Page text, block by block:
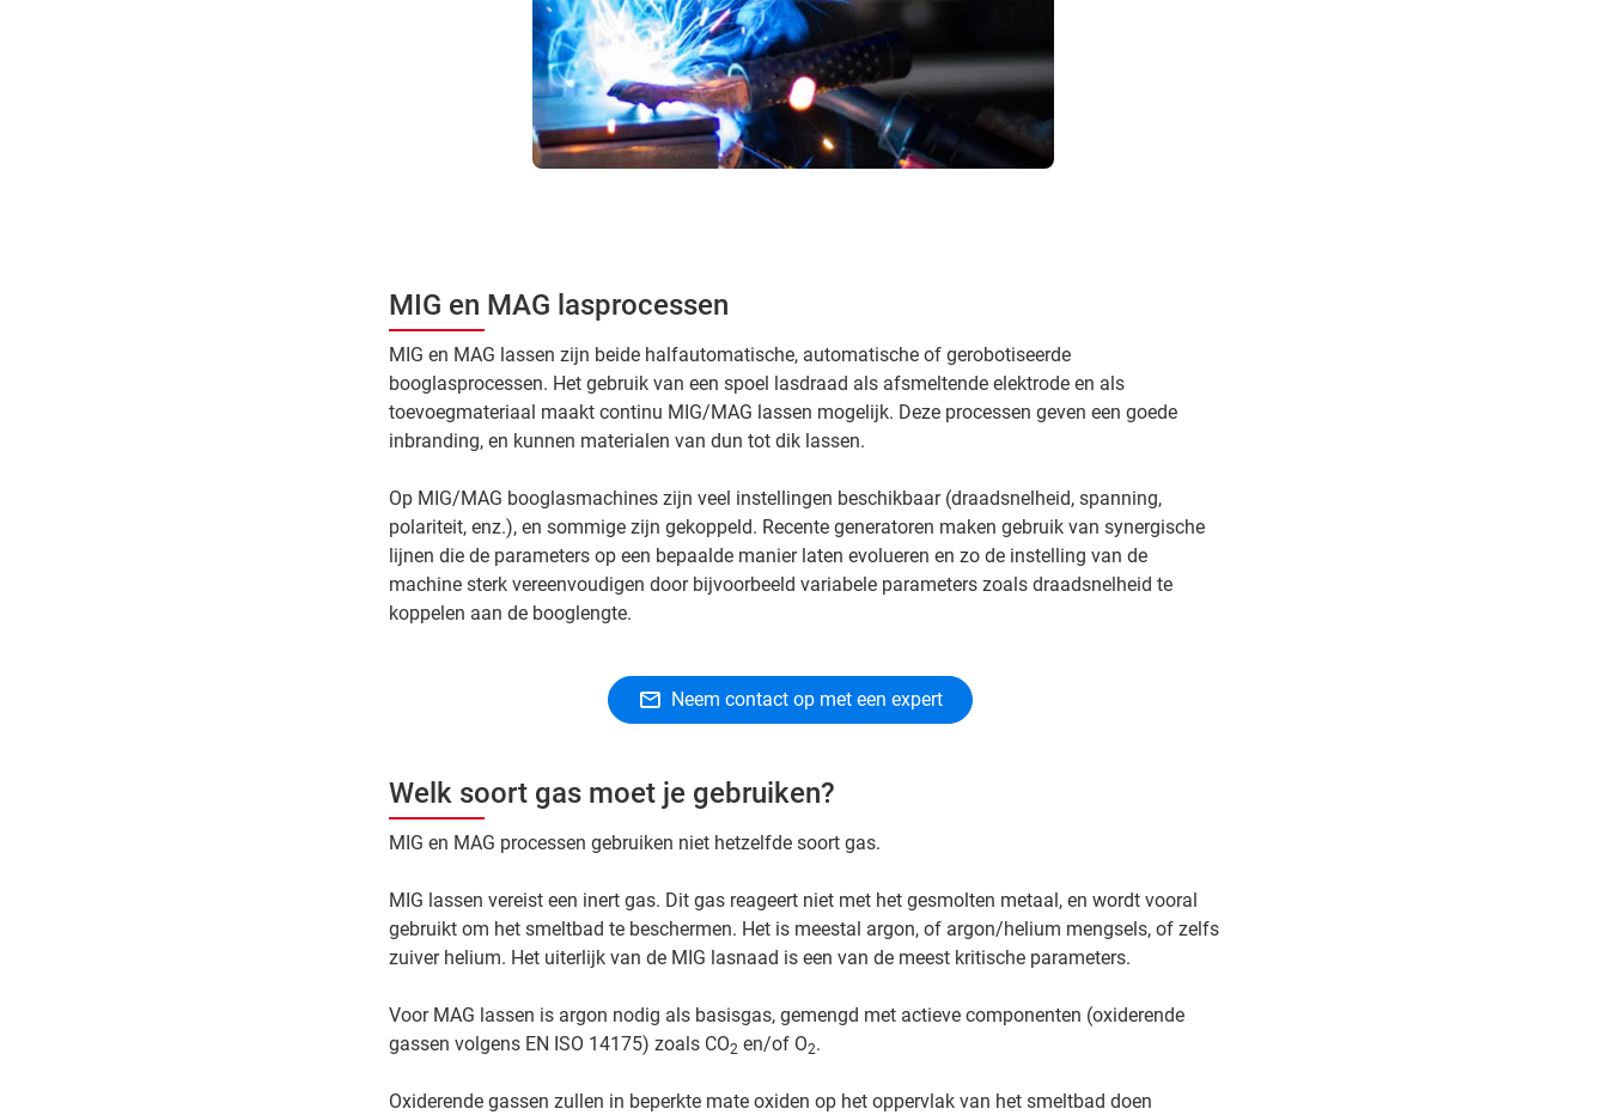
MIG en MAG lasprocessen
MIG en MAG lassen zijn beide halfautomatische, automatische of gerobotiseerde
booglasprocessen. Het gebruik van een spoel lasdraad als afsmeltende elektrode en als
toevoegmateriaal maakt continu MIG/MAG lassen mogelijk. Deze processen geven een goede
inbranding, en kunnen materialen van dun tot dik lassen.
Op MIG/MAG booglasmachines zijn veel instellingen beschikbaar (draadsnelheid, spanning,
polariteit, enz.), en sommige zijn gekoppeld. Recente generatoren maken gebruik van synergische
lijnen die de parameters op een bepaalde manier laten evolueren en zo de instelling van de
machine sterk vereenvoudigen door bijvoorbeeld variabele parameters zoals draadsnelheid te
koppelen aan de booglengte.
Neem contact op met een expert
Welk soort gas moet je gebruiken?
MIG en MAG processen gebruiken niet hetzelfde soort gas.
MIG lassen vereist een inert gas. Dit gas reageert niet met het gesmolten metaal, en wordt vooral
gebruikt om het smeltbad te beschermen. Het is meestal argon, of argon/helium mengsels, of zelfs
zuiver helium. Het uiterlijk van de MIG lasnaad is een van de meest kritische parameters.
Voor MAG lassen is argon nodig als basisgas, gemengd met actieve componenten (oxiderende
gassen volgens EN ISO 14175) zoals CO2 en/of O2.
Oxiderende gassen zullen in beperkte mate oxiden op het oppervlak van het smeltbad doen